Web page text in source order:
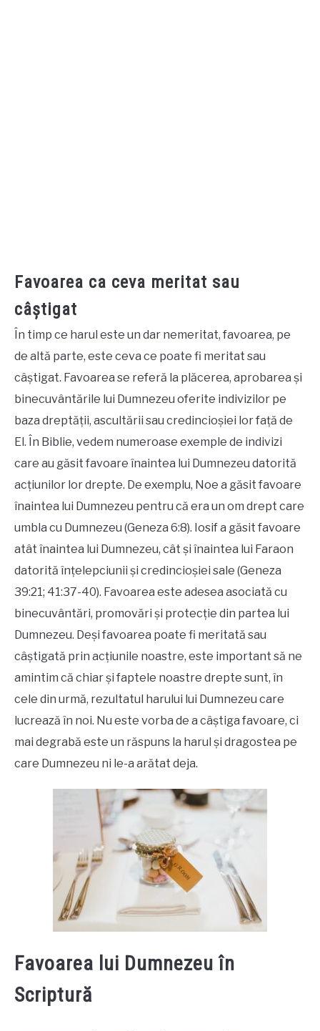
Favoarea ca ceva meritat sau
câștigat
În timp ce harul este un dar nemeritat, favoarea, pe
de altă parte, este ceva ce poate fi meritat sau
câștigat. Favoarea se referă la plăcerea, aprobarea și
binecuvântările lui Dumnezeu oferite indivizilor pe
baza dreptății, ascultării sau credincioșiei lor față de
El. În Biblie, vedem numeroase exemple de indivizi
care au găsit favoare înaintea lui Dumnezeu datorită
acțiunilor lor drepte. De exemplu, Noe a găsit favoare
înaintea lui Dumnezeu pentru că era un om drept care
umbla cu Dumnezeu (Geneza 6:8). Iosif a găsit favoare
atât înaintea lui Dumnezeu, cât și înaintea lui Faraon
datorită înțelepciunii și credincioșiei sale (Geneza
39:21; 41:37-40). Favoarea este adesea asociată cu
binecuvântări, promovări și protecție din partea lui
Dumnezeu. Deși favoarea poate fi meritată sau
câștigată prin acțiunile noastre, este important să ne
amintim că chiar și faptele noastre drepte sunt, în
cele din urmă, rezultatul harului lui Dumnezeu care
lucrează în noi. Nu este vorba de a câștiga favoare, ci
mai degrabă este un răspuns la harul și dragostea pe
care Dumnezeu ni le-a arătat deja.
Favoarea lui Dumnezeu în
Scriptură